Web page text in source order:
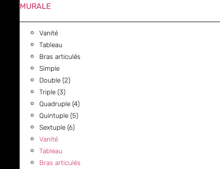
MURALE
Vanité
Tableau
Bras articulés
Simple
Double (2)
Triple (3)
Quadruple (4)
Quintuple (5)
Sextuple (6)
Vanité
Tableau
Bras articulés